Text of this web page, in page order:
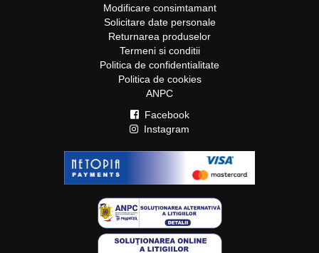
Modificare consimtamant
Solicitare date personale
Returnarea produselor
Termeni si conditii
Politica de confidentialitate
Politica de cookies
ANPC
Facebook
Instagram